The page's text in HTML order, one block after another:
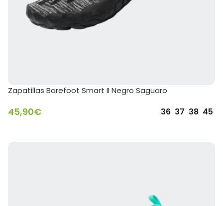
Zapatillas Barefoot Smart II Negro Saguaro
45,90€ 36 37 38 45